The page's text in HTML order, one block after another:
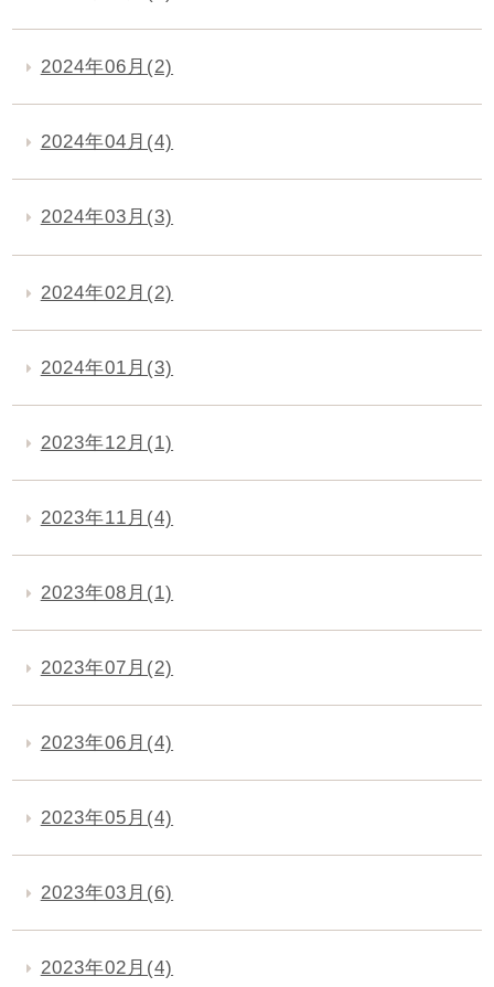
2024年06月(2)
2024年04月(4)
2024年03月(3)
2024年02月(2)
2024年01月(3)
2023年12月(1)
2023年11月(4)
2023年08月(1)
2023年07月(2)
2023年06月(4)
2023年05月(4)
2023年03月(6)
2023年02月(4)